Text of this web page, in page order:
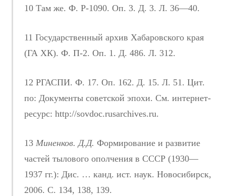
10 Там же. Ф. Р-1090. Оп. 3. Д. 3. Л. 36—40.
11 Государственный архив Хабаровского края
(ГА ХК). Ф. П-2. Оп. 1. Д. 486. Л. 312.
12 РГАСПИ. Ф. 17. Оп. 162. Д. 15. Л. 51. Цит.
по: Документы советской эпохи. См. интернет-
ресурс: http://sovdoc.rusarchives.ru.
13 Миненков. Д.Д. Формирование и развитие
частей тылового ополчения в СССР (1930—
1937 гг.): Дис. … канд. ист. наук. Новосибирск,
2006. С. 134, 138, 139.